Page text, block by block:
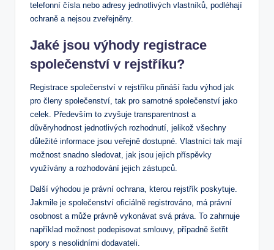
telefonní čísla nebo adresy jednotlivých‌ vlastníků, podléhají
ochraně a nejsou zveřejněny.
Jaké jsou výhody registrace
společenství ‍v rejstříku?
Registrace společenství v ⁣rejstříku​ přináší řadu výhod jak
pro členy společenství, tak pro⁤ samotné společenství jako‌
celek.⁢ Především ‍to⁣ zvyšuje transparentnost a
důvěryhodnost jednotlivých rozhodnutí, jelikož všechny
důležité informace jsou veřejně dostupné. ‌Vlastníci tak mají
možnost snadno ​sledovat,⁤ jak jsou jejich příspěvky
využívány ‍a rozhodování jejich⁤ zástupců.
Další ‌výhodou je právní ‍ochrana, kterou rejstřík poskytuje.
Jakmile je společenství oficiálně registrováno, má právní
‌osobnost a‍ může právně vykonávat svá ‌práva. ⁤To zahrnuje
například​ možnost podepisovat smlouvy, případně šetřit
spory s nesolidními dodavateli.